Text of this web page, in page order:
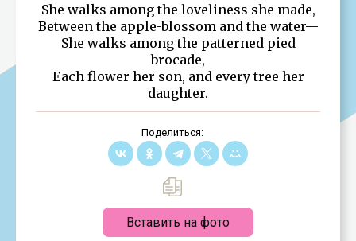
She walks among the loveliness she made,
Between the apple-blossom and the water—
She walks among the patterned pied
brocade,
Each flower her son, and every tree her
daughter.
Поделиться:
Вставить на фото